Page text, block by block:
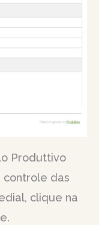
Produttivo
controle das
clique na